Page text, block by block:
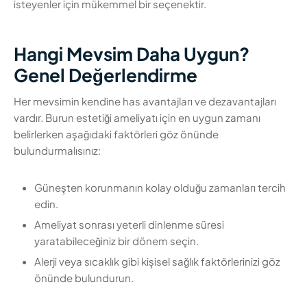
isteyenler için mükemmel bir seçenektir.
Hangi Mevsim Daha Uygun?
Genel Değerlendirme
Her mevsimin kendine has avantajları ve dezavantajları
vardır. Burun estetiği ameliyatı için en uygun zamanı
belirlerken aşağıdaki faktörleri göz önünde
bulundurmalısınız:
Güneşten korunmanın kolay olduğu zamanları tercih
edin.
Ameliyat sonrası yeterli dinlenme süresi
yaratabileceğiniz bir dönem seçin.
Alerji veya sıcaklık gibi kişisel sağlık faktörlerinizi göz
önünde bulundurun.